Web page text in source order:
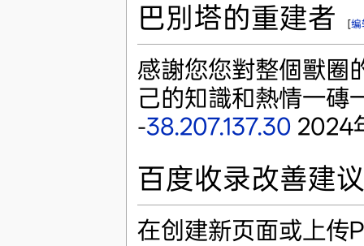
巴別塔的重建者 [编
感謝您您對整個獸圈
己的知識和熱情一磚
-38.207.137.30 2024
百度收录改善建议
在创建新页面或上传